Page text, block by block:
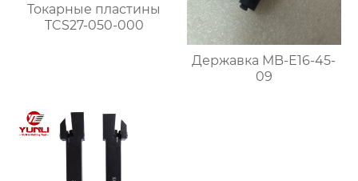
Токарные пластины
TCS27-050-000
Державка MB-E16-45-
09